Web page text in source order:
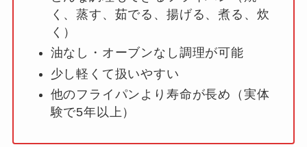
く、蒸す、茹でる、揚げる、煮る、炊
く）
油なし・オーブンなし調理が可能
少し軽くて扱いやすい
他のフライパンより寿命が長め（実体
験で5年以上）